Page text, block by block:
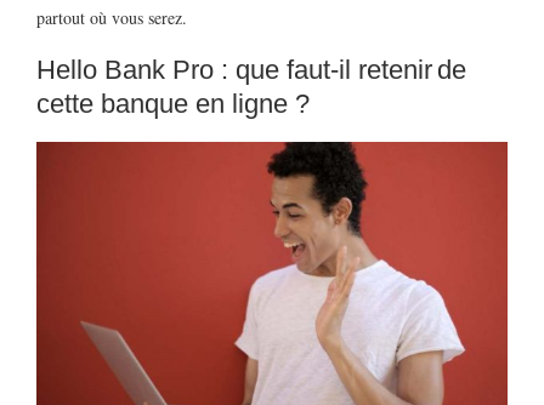
partout où vous serez.
Hello Bank Pro : que faut-il retenir de
cette banque en ligne ?